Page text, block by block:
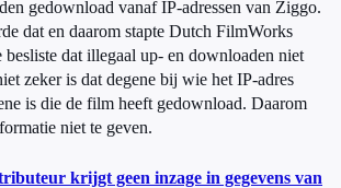
gedownload vanaf IP-adressen van Ziggo.
dat en daarom stapte Dutch FilmWorks
besliste dat illegaal up- en downloaden niet
zeker is dat degene bij wie het IP-adres
is die de film heeft gedownload. Daarom
niet te geven.
krijgt geen inzage in gegevens van